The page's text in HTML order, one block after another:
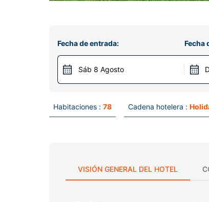
Fecha de entrada:
Sáb 8 Agosto
Fecha
Habitaciones : 78 Cadena hotelera :
VISIÓN GENERAL DEL HOTEL